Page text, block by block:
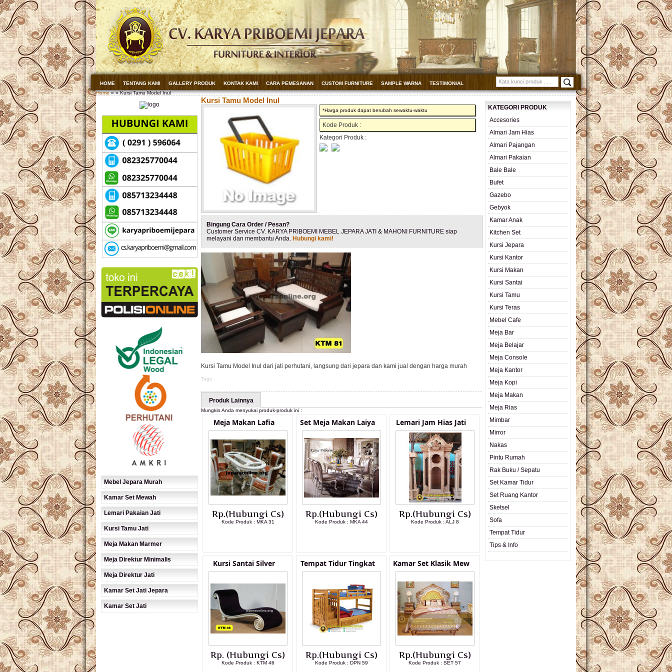
HOME TENTANG KAMI GALLERY PRODUK KONTAK KAMI CARA PEMESANAN CUSTOM FURNITURE SAMPLE WARNA
TESTIMONIAL
Home» » Kursi Tamu Model Inul
Mebel Jepara Murah
Kamar Set Mewah
Lemari Pakaian Jati
Kursi Tamu Jati
Meja Makan Marmer
Meja Direktur Minimalis
Meja Direktur Jati
Kamar Set Jati Jepara
Kamar Set Jati
Kursi Tamu Model Inul
*Harga produk dapat berubah sewaktu-waktu
Kode Produk :
Kategori Produk :
Bingung Cara Order / Pesan?
Customer Service CV. KARYA PRIBOEMI MEBEL JEPARA JATI & MAHONI FURNITURE siap
melayani dan membantu Anda. Hubungi kami!
Kursi Tamu Model Inul dari jati perhutani, langsung dari jepara dan kami jual dengan harga murah
Tags :
Produk Lainnya
Mungkin Anda menyukai produk-produk ini :
Meja Makan Lafia
Rp.(Hubungi Cs)
Kode Produk : MKA 31
Set Meja Makan Laiya
Rp.(Hubungi Cs)
Kode Produk : MKA 44
Lemari Jam Hias Jati
Rp.(Hubungi Cs)
Kode Produk : ALJ 8
Kursi Santai Silver
Rp. (Hubungi Cs)
Kode Produk : KTM 46
Tempat Tidur Tingkat
Rp.(Hubungi Cs)
Kode Produk : DPN 59
Kamar Set Klasik Mew
Rp.(Hubungi Cs)
Kode Produk : SET 57
KATEGORI PRODUK
Accesories
Almari Jam Hias
Almari Pajangan
Almari Pakaian
Bale Bale
Bufet
Gazebo
Gebyok
Kamar Anak
Kitchen Set
Kursi Jepara
Kursi Kantor
Kursi Makan
Kursi Santai
Kursi Tamu
Kursi Teras
Mebel Cafe
Meja Bar
Meja Belajar
Meja Console
Meja Kantor
Meja Kopi
Meja Makan
Meja Rias
Mimbar
Mirror
Nakas
Pintu Rumah
Rak Buku / Sepatu
Set Kamar Tidur
Set Ruang Kantor
Sketsel
Sofa
Tempat Tidur
Tips & Info